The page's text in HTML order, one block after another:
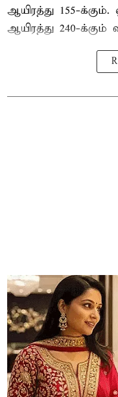
ஆயிரத்து 155-க்கும்.
ஆயிரத்து 240-